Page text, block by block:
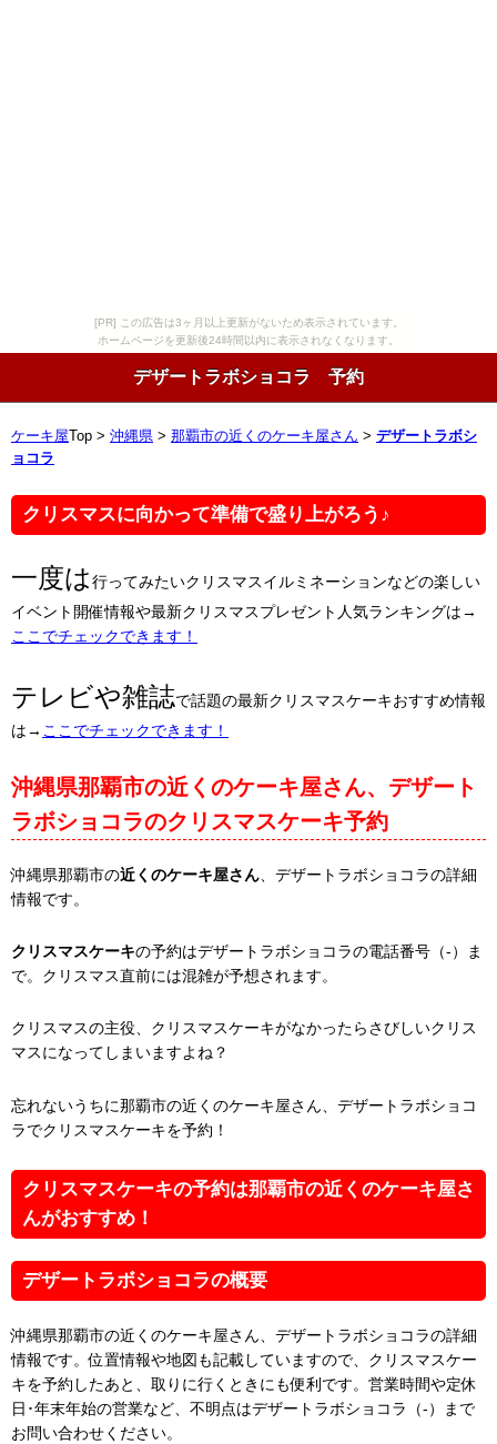
[PR] この広告は3ヶ月以上更新がないため表示されています。
ホームページを更新後24時間以内に表示されなくなります。
デザートラボショコラ 予約
ケーキ屋 Top > 沖縄県 > 那覇市の近くのケーキ屋さん > デザートラボシ
ョコラ
クリスマスに向かって準備で盛り上がろう♪
一度は行ってみたいクリスマスイルミネーションなどの楽しい
イベント開催情報や最新クリスマスプレゼント人気ランキングは→
ここでチェックできます！
テレビや雑誌で話題の最新クリスマスケーキおすすめ情報
は→ ここでチェックできます！
沖縄県那覇市の近くのケーキ屋さん、デザート
ラボショコラのクリスマスケーキ予約
沖縄県那覇市の近くのケーキ屋さん 、デザートラボショコラの詳細
情報です。
クリスマスケーキの予約はデザートラボショコラの電話番号（-）ま
で。クリスマス直前には混雑が予想されます。
クリスマスの主役、クリスマスケーキがなかったらさびしいクリス
マスになってしまいますよね？
忘れないうちに那覇市の近くのケーキ屋さん、デザートラボショコ
ラでクリスマスケーキを予約！
クリスマスケーキの予約は那覇市の近くのケーキ屋さ
んがおすすめ！
デザートラボショコラの概要
沖縄県那覇市の近くのケーキ屋さん、デザートラボショコラの詳細
情報です。位置情報や地図も記載していますので、クリスマスケー
キを予約したあと、取りに行くときにも便利です。営業時間や定休
日･年末年始の営業など、不明点はデザートラボショコラ（-）まで
お問い合わせください。